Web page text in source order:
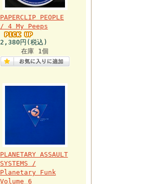
PAPERCLIP PEOPLE
/ 4 My Peeps
2,380円(税込)
在庫 1個
PLANETARY ASSAULT
SYSTEMS /
Planetary Funk
Volume 6